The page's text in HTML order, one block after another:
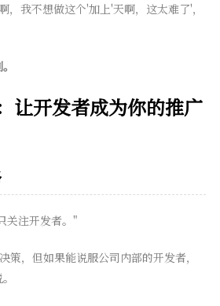
，我不想做这个'加上'天啊，这太难了'，
让开发者成为你的推广
关注开发者。"
，但如果能说服公司内部的开发者，